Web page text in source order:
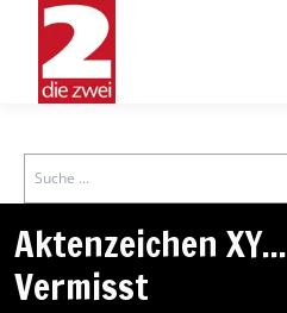
Search
Aktenzeichen XY...
Vermisst